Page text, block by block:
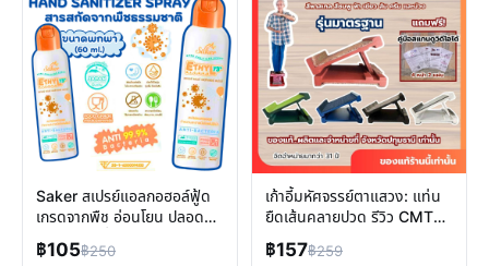
Saker สเปรย์แอลกอฮอล์ฟู้ด
เกรดจากพืช อ่อนโยน ปลอดภัย
มาตรฐานญี่ปุ่น
฿105฿250
เก้าอี้มหัศจรรย์ตาแสวง: แท่น
ยืดเส้นคลายปวด รีวิว CMTS
ของแท้
฿157฿259